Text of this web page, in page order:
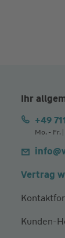
Ihr
+49
Mo. - Fr.
Vertrag
Kunden-